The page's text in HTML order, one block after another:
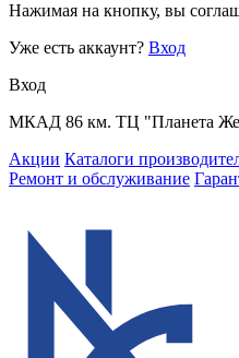
Нажимая на кнопку, вы
Уже есть аккаунт? Вход
Вход
МКАД 86 км. ТЦ "Планета
Акции Каталоги
Ремонт и обслуживание